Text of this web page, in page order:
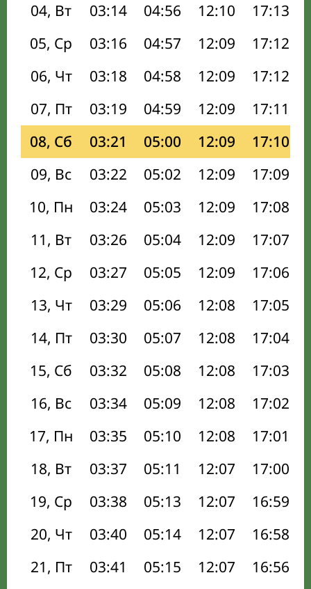
04, Вт
03:14 04:56 12:10 17:13
05, Ср
03:16 04:57 12:09 17:12
06, Чт
03:18 04:58 12:09 17:12
07, Пт
03:19 04:59 12:09 17:11
08, Сб
03:21 05:00 12:09 17:10
09, Вс
03:22 05:02 12:09 17:09
10, Пн
03:24 05:03 12:09 17:08
11, Вт
03:26 05:04 12:09 17:07
12, Ср
03:27 05:05 12:09 17:06
13, Чт
03:29 05:06 12:08 17:05
14, Пт
03:30 05:07 12:08 17:04
15, Сб
03:32 05:08 12:08 17:03
16, Вс
03:34 05:09 12:08 17:02
17, Пн
03:35 05:10 12:08 17:01
18, Вт
03:37 05:11 12:07 17:00
19, Ср
03:38 05:13 12:07 16:59
20, Чт
03:40 05:14 12:07 16:58
21, Пт
03:41 05:15 12:07 16:56